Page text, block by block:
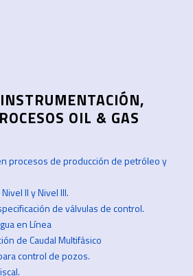
OIL & GAS
procesos de producción de petróleo y
II y Nivel III.
de válvulas de control.
en Línea
de Caudal Multifásico
control de pozos.